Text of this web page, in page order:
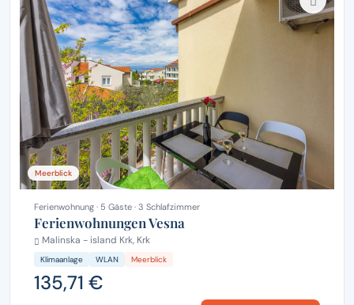
Meerblick
Ferienwohnung · 5 Gäste · 3 Schlafzimmer
Ferienwohnungen Vesna
Malinska - island Krk, Krk
Klimaanlage WLAN Meerblick
135,71 €